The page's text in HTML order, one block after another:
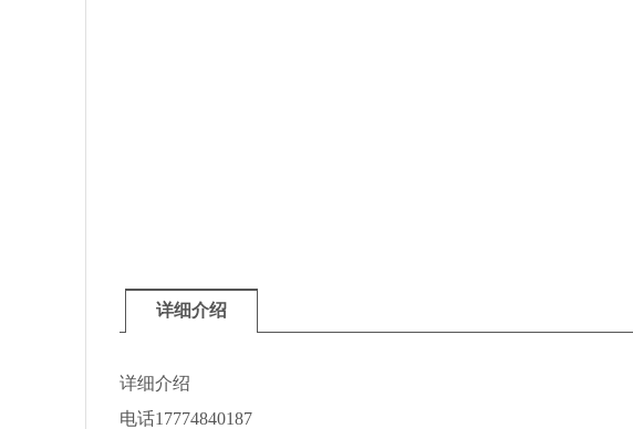
详细介绍
详细介绍
电话17774840187